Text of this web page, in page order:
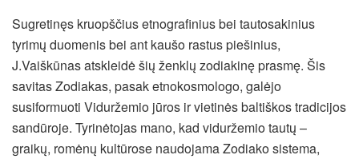
Sugretinęs kruopščius etnografinius bei tautosakinius
tyrimų duomenis bei ant kaušo rastus piešinius,
J.Vaiškūnas atskleidė šių ženklų zodiakinę prasmę. Šis
savitas Zodiakas, pasak etnokosmologo, galėjo
susiformuoti Viduržemio jūros ir vietinės baltiškos tradicijos
sandūroje. Tyrinėtojas mano, kad viduržemio tautų –
graikų, romėnų kultūrose naudojama Zodiako sistema,